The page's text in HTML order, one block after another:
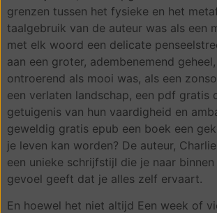
grenzen tussen het fysieke en het
taalgebruik van de auteur was als een
met elk woord een delicate
aan een groter, adembenemend
ontroerend als mooi was, als een
een verlaten landschap, een pdf gratis
getuigenis van hun vaardigheid en
geweldig gratis epub een boek een
je leven kan worden? De auteur,
een unieke schrijfstijl die je naar
gevoel geeft dat je alles zelf ervaart.
En hoewel het niet altijd Een week of